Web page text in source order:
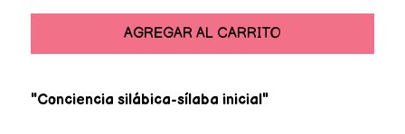
AGREGAR AL CARRITO
"Conciencia silábica-sílaba inicial"